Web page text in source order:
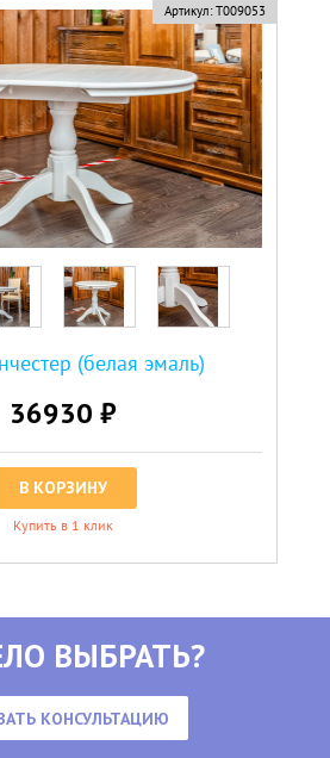
Артикул: Т009053
(белая эмаль)
36930 ₽
В КОРЗИНУ
Купить в 1 клик
ВЫБРАТЬ?
КОНСУЛЬТАЦИЮ